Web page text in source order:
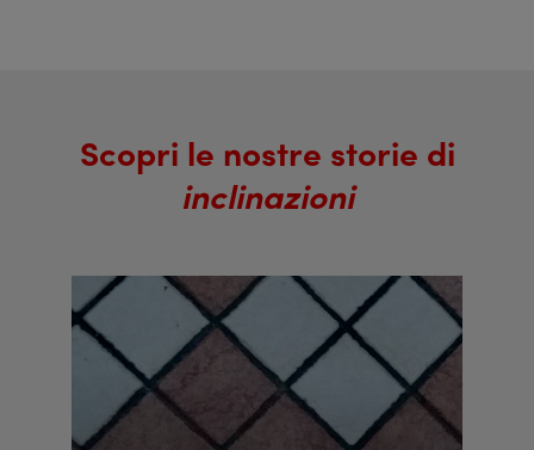
Scopri le nostre storie di
inclinazioni